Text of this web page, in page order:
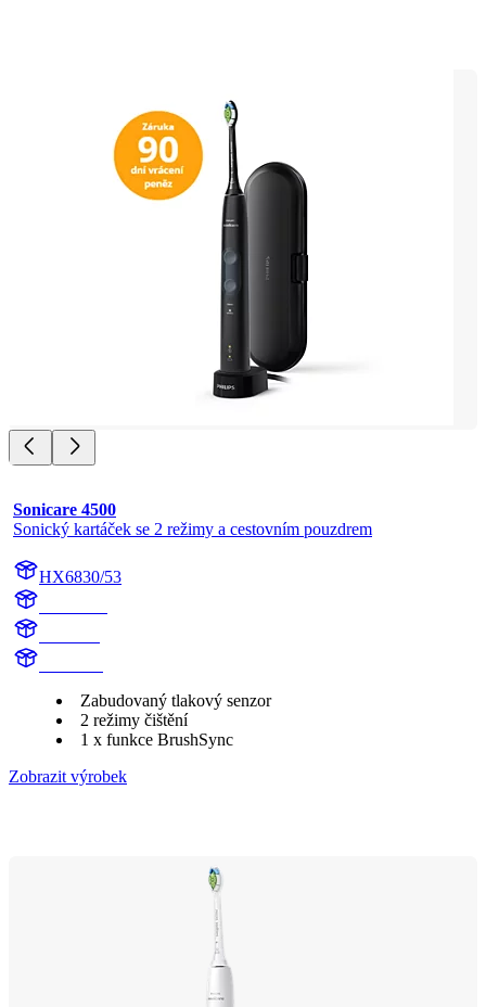
Sonicare 4500
Sonický kartáček se 2 režimy a cestovním pouzdrem
HX6830/53
Zabudovaný tlakový senzor
2 režimy čištění
1 x funkce BrushSync
Zobrazit výrobek